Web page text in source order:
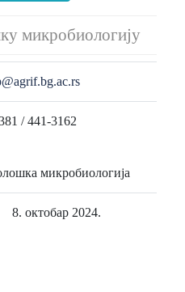
микробиологију
/ 441-3162
микробиологија
8. октобар 2024.